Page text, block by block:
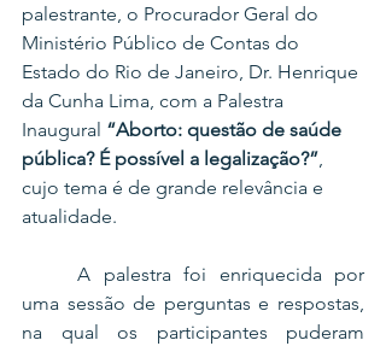
palestrante, o Procurador Geral do
Ministério Público de Contas do
Estado do Rio de Janeiro, Dr. Henrique
da Cunha Lima, com a Palestra
Inaugural “Aborto: questão de saúde
pública? É possível a legalização?”
cujo tema é de grande relevância e
atualidade.
	A palestra foi enriquecida por
uma sessão de perguntas e respostas,
na qual os participantes puderam